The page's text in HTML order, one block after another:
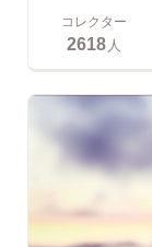
コレクター
2618 人